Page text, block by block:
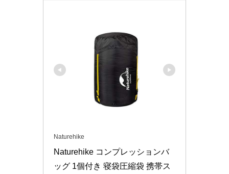
Naturehike
Naturehike コンプレッションバ
ッグ 1個付き 寝袋圧縮袋 携帯ス